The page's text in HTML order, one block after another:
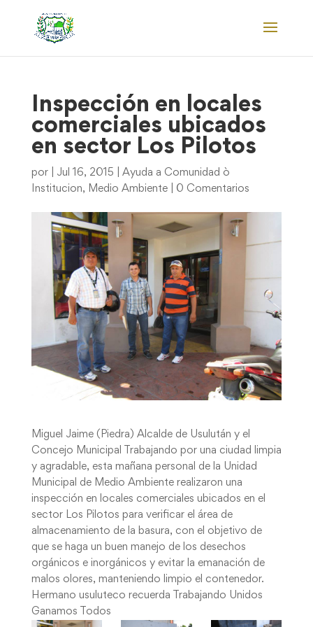
Inspección en locales
comerciales ubicados
en sector Los Pilotos
por Jul 16, 2015
Ayuda a Comunidad ò
Institucion, Medio Ambiente| 0 Comentarios
Miguel Jaime (Piedra) Alcalde de Usulután y el
Concejo Municipal Trabajando por una ciudad limpia
y agradable, esta mañana personal de la Unidad
Municipal de Medio Ambiente realizaron una
inspección en locales comerciales ubicados en el
sector Los Pilotos para verificar el área de
almacenamiento de la basura, con el objetivo de
que se haga un buen manejo de los desechos
orgánicos e inorgánicos y evitar la emanación de
malos olores, manteniendo limpio el contenedor.
Hermano usuluteco recuerda Trabajando Unidos
Ganamos Todos